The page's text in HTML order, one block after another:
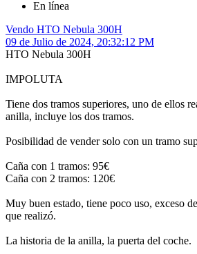
En línea
Vendo HTO Nebula 300H
09 de Julio de 2024, 20:32:12 PM
HTO Nebula 300H
IMPOLUTA
Tiene dos tramos superiores, uno de ellos
anilla, incluye los dos tramos.
Posibilidad de vender solo con un tramo
Caña con 1 tramos: 95€
Caña con 2 tramos: 120€
Muy buen estado, tiene poco uso, exceso
que realizó.
La historia de la anilla, la puerta del coche.